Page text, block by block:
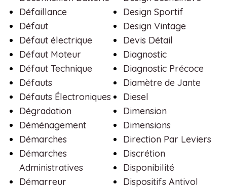
Défaillance
Défaut
Défaut électrique
Défaut Moteur
Défaut Technique
Défauts
Défauts Électroniques
Dégradation
Déménagement
Démarches
Démarches
Administratives
Démarreur
Design Sportif
Design Vintage
Devis Détail
Diagnostic
Diagnostic Précoce
Diamètre de Jante
Diesel
Dimension
Dimensions
Direction Par Leviers
Discrétion
Disponibilité
Dispositifs Antivol